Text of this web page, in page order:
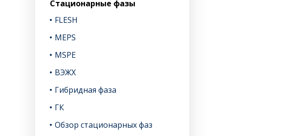
Стационарные фазы
FLESH
MEPS
MSPE
ВЭЖХ
Гибридная фаза
ГК
Обзор стационарных фаз